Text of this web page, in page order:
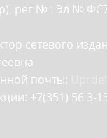
рег № : Эл №
сетевого
почты:
+7(351) 56 3-